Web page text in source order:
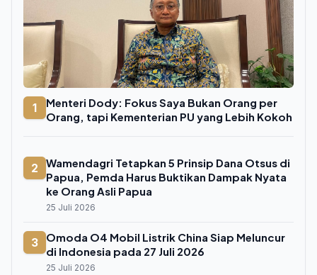
1
Menteri Dody: Fokus Saya Bukan Orang per
Orang, tapi Kementerian PU yang Lebih Kokoh
2
Wamendagri Tetapkan 5 Prinsip Dana Otsus di
Papua, Pemda Harus Buktikan Dampak Nyata
ke Orang Asli Papua
25 Juli 2026
3
Omoda O4 Mobil Listrik China Siap Meluncur
di Indonesia pada 27 Juli 2026
25 Juli 2026